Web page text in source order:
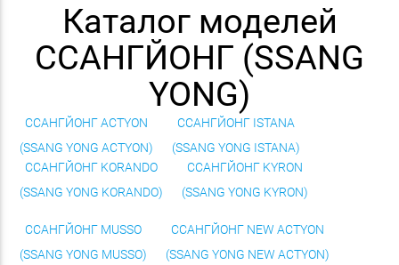
Каталог моделей
ССАНГЙОНГ (SSANG
YONG)
ССАНГЙОНГ ACTYON
(SSANG YONG ACTYON)
ССАНГЙОНГ ISTANA
(SSANG YONG ISTANA)
ССАНГЙОНГ KORANDO
(SSANG YONG KORANDO)
ССАНГЙОНГ KYRON
(SSANG YONG KYRON)
ССАНГЙОНГ MUSSO
(SSANG YONG MUSSO)
ССАНГЙОНГ NEW ACTYON
(SSANG YONG NEW ACTYON)